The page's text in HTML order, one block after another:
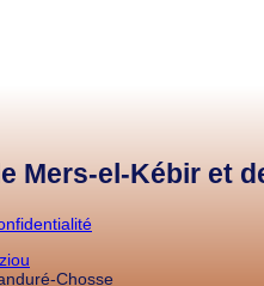
Mers-el-Kébir et
Chosse